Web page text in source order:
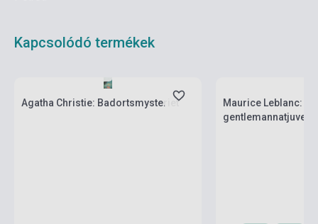
Kapcsolódó termékek
Agatha Christie: Badortsmysteriet
Maurice Leblanc:
gentlemannatjuven